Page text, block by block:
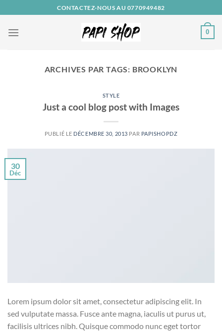
au
contenu
CONTACTEZ-NOUS AU 0770949482
0
ARCHIVES PAR TAGS: BROOKLYN
STYLE
Just a cool blog post with Images
PUBLIÉ LE DÉCEMBRE 30, 2013 PAR PAPISHOPDZ
30
Déc
Lorem ipsum dolor sit amet, consectetur adipiscing elit. In
sed vulputate massa. Fusce ante magna, iaculis ut purus ut,
facilisis ultrices nibh. Quisque commodo nunc eget tortor